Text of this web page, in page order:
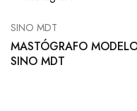
SINO MDT
MASTÓGRAFO
SINO MDT